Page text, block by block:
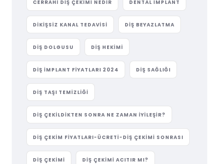
CERRAHI DIŞ ÇEKIMI NEDIR DENTAL IMPLANT
DIKIŞSIZ KANAL TEDAVISI DIŞ BEYAZLATMA
DIŞ DOLGUSU DIŞ HEKIMI
DIŞ IMPLANT FIYATLARI 2024 DIŞ SAĞLIĞI
DIŞ TAŞI TEMIZLIĞI
DIŞ ÇEKILDIKTEN SONRA NE ZAMAN İYILEŞIR?
DIŞ ÇEKIM FIYATLARI-ÜCRETI-DIŞ ÇEKIMI SONRASI
DIŞ ÇEKIMI DIŞ ÇEKIMI ACITIR MI?